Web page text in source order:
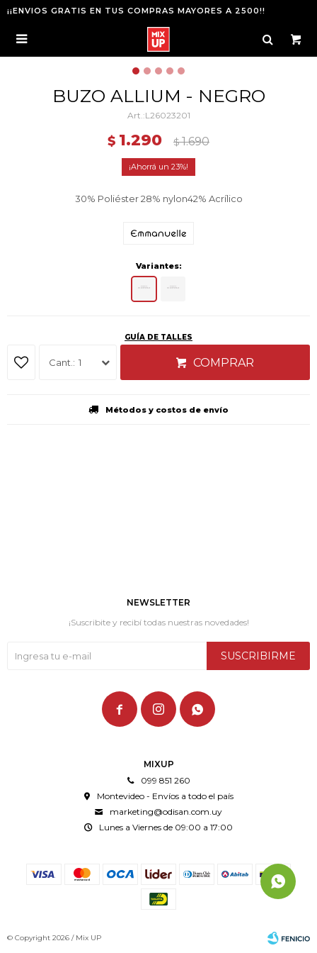
¡¡ENVIOS GRATIS EN TUS COMPRAS MAYORES A 2500!!

BUZO ALLIUM - NEGRO
L26023201
$ 1.290 $ 1.690
23
30% Poliéster 28% nylon42% Acrílico
Variantes:
GUÍA DE TALLES
1 COMPRAR
Métodos y costos de envío
MIXUP
099 851 260
Montevideo - Envíos a todo el país
marketing@odisan.com.uy
Lunes a Viernes de 09:00 a 17:00
NEWSLETTER
¡Suscribite y recibí todas nuestras novedades!
SUSCRIBIRME
  
© Copyright 2026 / Mix UP